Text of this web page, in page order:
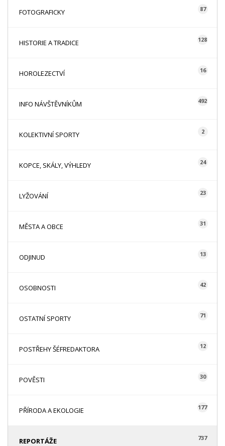
FOTOGRAFICKY 87
HISTORIE A TRADICE 128
HOROLEZECTVÍ 16
INFO NÁVŠTĚVNÍKŮM 492
KOLEKTIVNÍ SPORTY 2
KOPCE, SKÁLY, VÝHLEDY 24
LYŽOVÁNÍ 23
MĚSTA A OBCE 31
ODJINUD 13
OSOBNOSTI 42
OSTATNÍ SPORTY 71
POSTŘEHY ŠÉFREDAKTORA 12
POVĚSTI 30
PŘÍRODA A EKOLOGIE 177
REPORTÁŽE 737